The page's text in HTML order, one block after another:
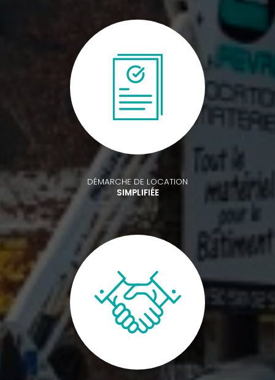
DÉMARCHE DE LOCATION
SIMPLIFIÉE